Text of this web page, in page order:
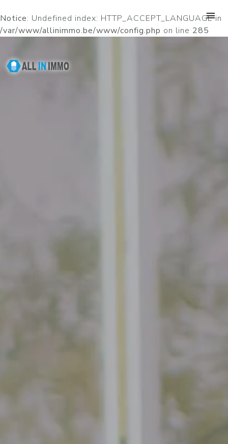
Notice: Undefined index: HTTP_ACCEPT_LANGUAGE in
/var/www/allinimmo.be/www/config.php on line 285